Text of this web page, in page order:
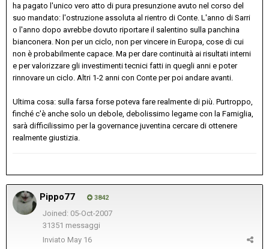
ha pagato l'unico vero atto di pura presunzione avuto nel corso del
suo mandato: l'ostruzione assoluta al rientro di Conte. L'anno di Sarri
o l'anno dopo avrebbe dovuto riportare il salentino sulla panchina
bianconera. Non per un ciclo, non per vincere in Europa, cose di cui
non è probabilmente capace. Ma per dare continuità ai risultati interni
e per valorizzare gli investimenti tecnici fatti in quegli anni e poter
rinnovare un ciclo. Altri 1-2 anni con Conte per poi andare avanti.
Ultima cosa: sulla farsa forse poteva fare realmente di più. Purtroppo,
finché c'è anche solo un debole, debolissimo legame con la Famiglia,
sarà difficilissimo per la governance juventina cercare di ottenere
realmente giustizia.
Pippo77 3842
Joined: 05-Oct-2007
31351 messaggi
Inviato May 16